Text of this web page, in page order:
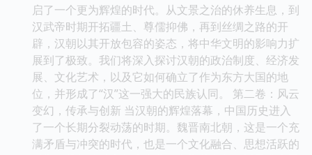
启了一个更为辉煌的时代。从文景之治的休养生息，到
汉武帝时期开拓疆土、尊儒抑佛，再到丝绸之路的开
辟，汉朝以其开放包容的姿态，将中华文明的影响力扩
展到了极致。我们将深入探讨汉朝的政治制度、经济发
展、文化艺术，以及它如何确立了作为东方大国的地
位，并形成了“汉”这一强大的民族认同。 第二卷：风云
变幻，传承与创新 当汉朝的辉煌落幕，中国历史进入
了一个长期分裂动荡的时期。魏晋南北朝，这是一个充
满矛盾与冲突的时代，也是一个文化融合、思想活跃的